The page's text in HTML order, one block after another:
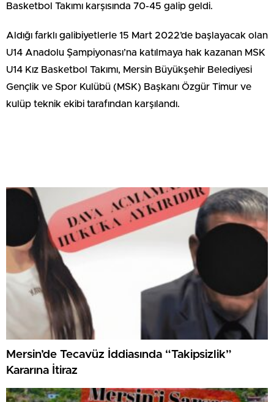
Basketbol Takımı karşısında 70-45 galip geldi.
Aldığı farklı galibiyetlerle 15 ­Mart 2022’de başlayacak olan
U14 Anadolu Şampiyonası’na katılmaya hak kazanan MSK
U14 Kız Basketbol Takımı, Mersin Büyükşehir Belediyesi
Gençlik ve Spor Kulübü (MSK) Başkanı Özgür Timur ve
kulüp teknik ekibi tarafından karşılandı.
Mersin’de Tecavüz İddiasında “Takipsizlik”
Kararına İtiraz